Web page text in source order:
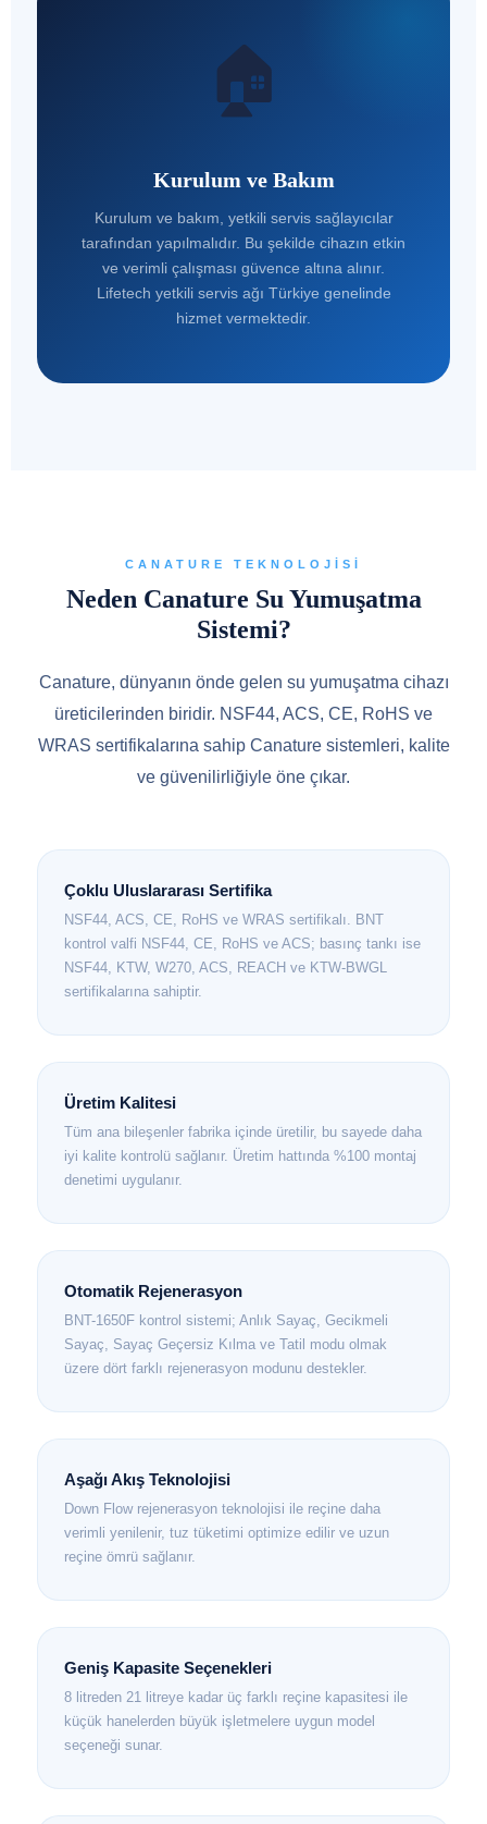
🏠
Kurulum ve Bakım
Kurulum ve bakım, yetkili servis sağlayıcılar
tarafından yapılmalıdır. Bu şekilde cihazın etkin
ve verimli çalışması güvence altına alınır.
Lifetech yetkili servis ağı Türkiye genelinde
hizmet vermektedir.
CANATURE TEKNOLOJISI
Neden Canature Su Yumuşatma
Sistemi?
Canature, dünyanın önde gelen su yumuşatma cihazı
üreticilerinden biridir. NSF44, ACS, CE, RoHS ve
WRAS sertifikalarına sahip Canature sistemleri, kalite
ve güvenilirliğiyle öne çıkar.
Çoklu Uluslararası Sertifika
NSF44, ACS, CE, RoHS ve WRAS sertifikalı. BNT
kontrol valfi NSF44, CE, RoHS ve ACS; basınç tankı ise
NSF44, KTW, W270, ACS, REACH ve KTW-BWGL
sertifikalarına sahiptir.
Üretim Kalitesi
Tüm ana bileşenler fabrika içinde üretilir, bu sayede daha
iyi kalite kontrolü sağlanır. Üretim hattında %100 montaj
denetimi uygulanır.
Otomatik Rejenerasyon
BNT-1650F kontrol sistemi; Anlık Sayaç, Gecikmeli
Sayaç, Sayaç Geçersiz Kılma ve Tatil modu olmak
üzere dört farklı rejenerasyon modunu destekler.
Aşağı Akış Teknolojisi
Down Flow rejenerasyon teknolojisi ile reçine daha
verimli yenilenir, tuz tüketimi optimize edilir ve uzun
reçine ömrü sağlanır.
Geniş Kapasite Seçenekleri
8 litreden 21 litreye kadar üç farklı reçine kapasitesi ile
küçük hanelerden büyük işletmelere uygun model
seçeneği sunar.